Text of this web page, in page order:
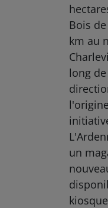
Bois
km au
long
un